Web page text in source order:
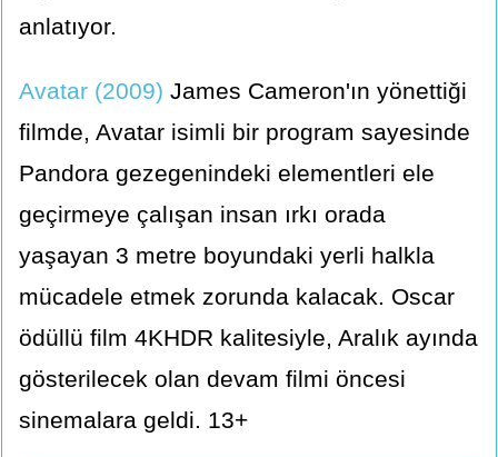
anlatıyor.
Avatar (2009) James Cameron'ın yönettiği
filmde, Avatar isimli bir program sayesinde
Pandora gezegenindeki elementleri ele
geçirmeye çalışan insan ırkı orada
yaşayan 3 metre boyundaki yerli halkla
mücadele etmek zorunda kalacak. Oscar
ödüllü film 4KHDR kalitesiyle, Aralık ayında
gösterilecek olan devam filmi öncesi
sinemalara geldi. 13+